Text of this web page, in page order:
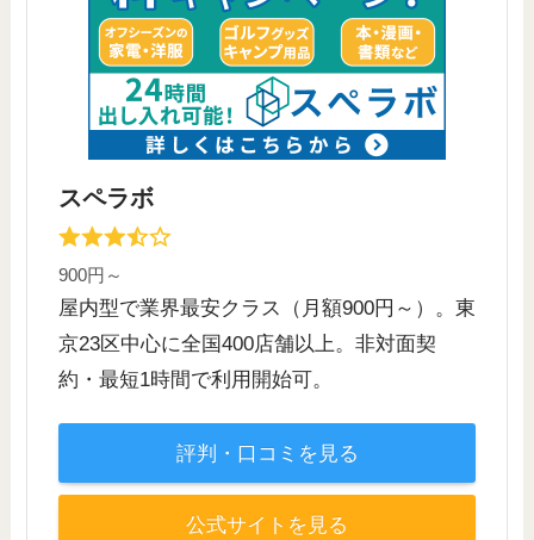
スペラボ
900円～
屋内型で業界最安クラス（月額900円～）。東
京23区中心に全国400店舗以上。非対面契
約・最短1時間で利用開始可。
評判・口コミを見る
公式サイトを見る